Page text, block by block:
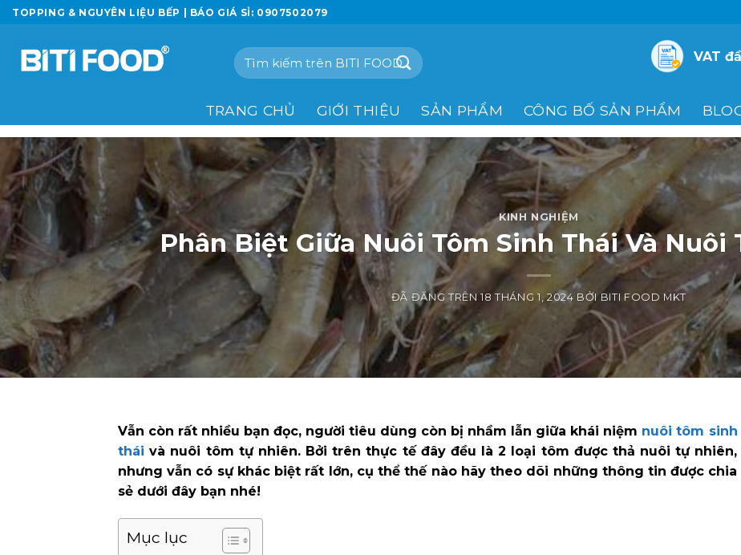
Chuyển
đến
dung
TOPPING & NGUYÊN LIỆU BẾP | BÁO GIÁ SỈ: 0907502079
Tìm
kiếm:
VAT
TRANG CHỦ GIỚI THIỆU SẢN PHẨM CÔNG BỐ SẢN PHẨM
KINH NGHIỆM
Phân Biệt Giữa Nuôi Tôm Sinh Thái Và Nuôi
ĐÃ ĐĂNG TRÊN18 THÁNG 1, 2024 BỞI BITI FOOD MKT
Vẫn còn rất nhiều bạn đọc, người tiêu dùng còn bị nhầm lẫn giữa khái niệm nuôi tôm sinh
thái và nuôi tôm tự nhiên. Bởi trên thực tế đây đều là 2 loại tôm được thả nuôi tự nhiên,
nhưng vẫn có sự khác biệt rất lớn, cụ thể thế nào hãy theo dõi những thông tin được chia
sẻ dưới đây bạn nhé!
Mục lục